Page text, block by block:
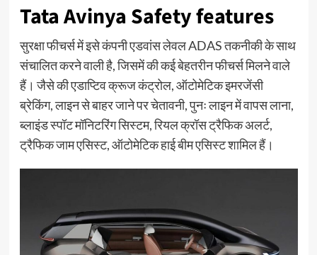
Tata Avinya Safety features
सुरक्षा फीचर्स में इसे कंपनी एडवांस लेवल ADAS तकनीकी के साथ
संचालित करने वाली है, जिसमें की कई बेहतरीन फीचर्स मिलने वाले
हैं। जैसे की एडाप्टिव क्रूज कंट्रोल, ऑटोमेटिक इमरजेंसी
ब्रेकिंग, लाइन से बाहर जाने पर चेतावनी, पुनः लाइन में वापस लाना,
ब्लाइंड स्पॉट मॉनिटरिंग सिस्टम, रियल क्रॉस ट्रैफिक अलर्ट,
ट्रैफिक जाम एसिस्ट, ऑटोमेटिक हाई बीम एसिस्ट शामिल हैं।